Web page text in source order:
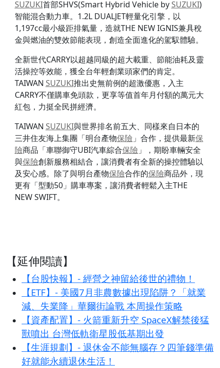
SUZUKI首部SHVS(Smart Hybrid Vehicle bySUZUKI)
智能混合動力車。1.2L DUALJET輕量化引擎，以
1,197cc最小級距排氣量，造就THE NEW IGNIS兼具稅
金與燃油的雙效節能表現，創造全面進化的駕馭體驗。
全新世代CARRY以超越同級的超大載重、節能油耗及靈
活操控等效能，獲全台年輕創業頭家們的肯定。
TAIWAN SUZUKI推出史無前例的超激優惠，入主
CARRY不僅購車免頭款，更享等值首年月付額的萬元大
紅包，力挺全民拼經濟。
TAIWAN SUZUKI與世界排名前五大、同樣來自日本的
三井住友海上集團「明台產物保險」合作，提供最新保
險商品「車聯御守UBI汽車綜合保險」，期盼車輛安全
與保險創新服務相結合，讓消費者有全新的操控體驗以
及安心感。除了與明台產物保險合作的保險商品外，現
更有「型動50」購車專案，讓消費者輕鬆入主THE
NEW SWIFT。
【延伸閱讀】
【台股快報】- 經營之神留給後世的禮物！
【ETF】- 美國7月非農數據出現陷阱？「就業
減、失業降」華爾街論戰 本周操作策略
【資產配置】- 火箭重新升空 SpaceX解禁後猛
獸噴出 台灣低軌衛星股低基期出發
【生涯規劃】- 退休金不能無腦存？四筆錢準備
好就能永續退休生活！